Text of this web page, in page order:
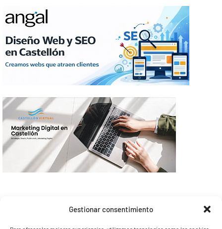
Gestionar consentimiento